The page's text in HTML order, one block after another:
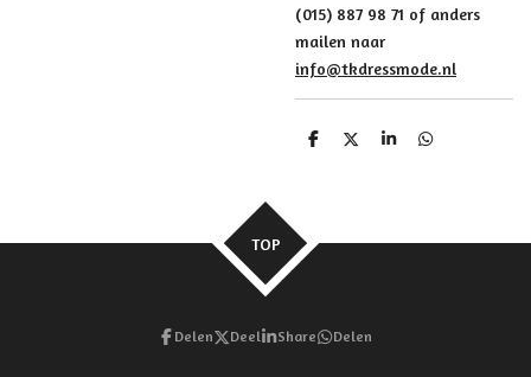
(015) 887 98 71 of anders
mailen naar
info@tkdressmode.nl
D
D
S
D
TOP
Delen Deel Share Delen